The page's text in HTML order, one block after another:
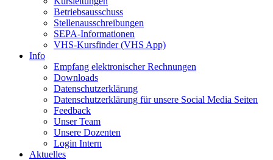
Betriebsausschuss
Stellenausschreibungen
SEPA-Informationen
VHS-Kursfinder (VHS App)
Info
Empfang elektronischer Rechnungen
Downloads
Datenschutzerklärung
Datenschutzerklärung für unsere Social Media Seiten
Feedback
Unser Team
Unsere Dozenten
Login Intern
Aktuelles